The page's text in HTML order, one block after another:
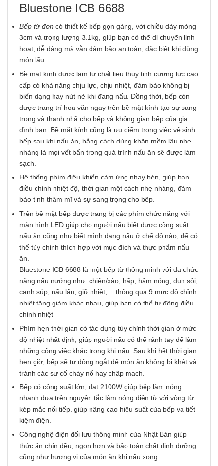
Bluestone ICB 6688
Bếp từ đơn có thiết kế bếp gọn gàng, với chiều dày mỏng
3cm và trọng lượng 3.1kg, giúp bạn có thể di chuyển linh
hoạt, dễ dàng mà vẫn đảm bảo an toàn, đặc biệt khi dùng
món lẩu.
Bề mặt kính được làm từ chất liệu thủy tinh cường lực cao
cấp có khả năng chịu lực, chịu nhiệt, đảm bảo không bị
biến dạng hay nứt nẻ khi đang nấu. Đồng thời, bếp còn
được trang trí hoa văn ngay trên bề mặt kính tạo sự sang
trọng và thanh nhã cho bếp và không gian bếp của gia
đình bạn. Bề mặt kính cũng là ưu điểm trong việc vệ sinh
bếp sau khi nấu ăn, bằng cách dùng khăn mềm lâu nhẹ
nhàng là mọi vết bẩn trong quá trình nấu ăn sẽ được làm
sạch.
Hệ thống phím điều khiển cảm ứng nhạy bén, giúp bạn
điều chỉnh nhiệt độ, thời gian một cách nhẹ nhàng, đảm
bảo tính thẩm mĩ và sự sang trọng cho bếp.
Trên bề mặt bếp được trang bị các phím chức năng với
màn hình LED giúp cho người nấu biết được công suất
nấu ăn cũng như biết mình đang nấu ở chế độ nào, để có
thể tùy chỉnh thích hợp với mục đích và thực phẩm nấu
ăn.
Bluestone ICB 6688 là một bếp từ thông minh với đa chức
năng nấu nướng như: chiên/xào, hấp, hâm nóng, đun sôi,
canh súp, nấu lẩu, giữ nhiệt,… thông qua 9 mức độ chỉnh
nhiệt tăng giảm khác nhau, giúp bạn có thể tự động điều
chỉnh nhiệt.
Phím hẹn thời gian có tác dụng tùy chỉnh thời gian ở mức
độ nhiệt nhất định, giúp người nấu có thể rảnh tay để làm
những công việc khác trong khi nấu. Sau khi hết thời gian
hẹn giờ, bếp sẽ tự động ngắt để món ăn không bị khét và
tránh các sự cố cháy nổ hay chập mạch.
Bếp có công suất lớn, đạt 2100W giúp bếp làm nóng
nhanh dựa trên nguyên tắc làm nóng điện từ với vòng từ
kép mắc nối tiếp, giúp nâng cao hiệu suất của bếp và tiết
kiệm điện.
Công nghệ điện đối lưu thông minh của Nhật Bản giúp
thức ăn chín đều, ngon hơn và bảo toàn chất dinh dưỡng
cũng như hương vị của món ăn khi nấu xong.